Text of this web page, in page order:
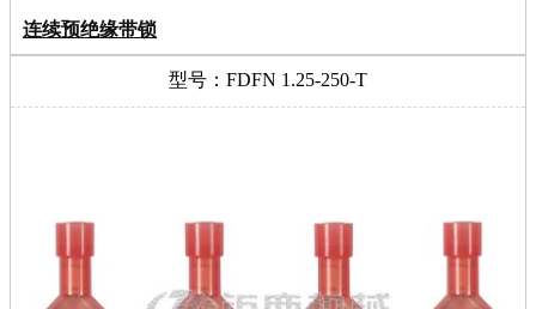
连续预绝缘带锁
型号：FDFN 1.25-250-T